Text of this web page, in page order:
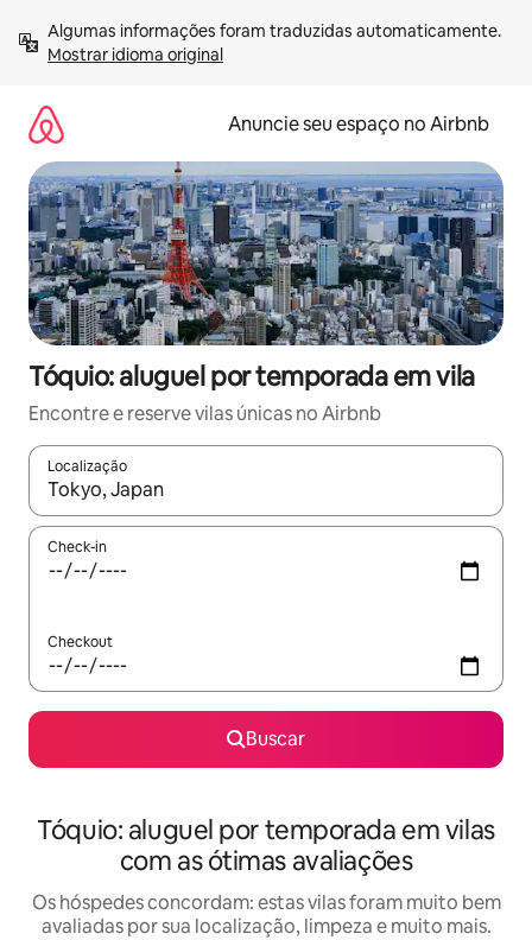
para
Mostrar idioma original
Anuncie seu espaço no Airbnb
Tóquio: aluguel por temporada em vila
Encontre e reserve vilas únicas no Airbnb
Localização
Quando os resultados estiverem disponíveis, explore-os
Check-in
Checkout
Buscar
Tóquio: aluguel por temporada em vilas
com as ótimas avaliações
Os hóspedes concordam: estas vilas foram muito bem
avaliadas por sua localização, limpeza e muito mais.